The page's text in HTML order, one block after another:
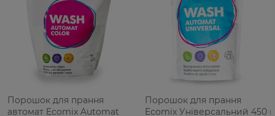
Порошок для прання
автомат Ecomix Automat
Порошок для прання
Ecomix Універсальний 450 г